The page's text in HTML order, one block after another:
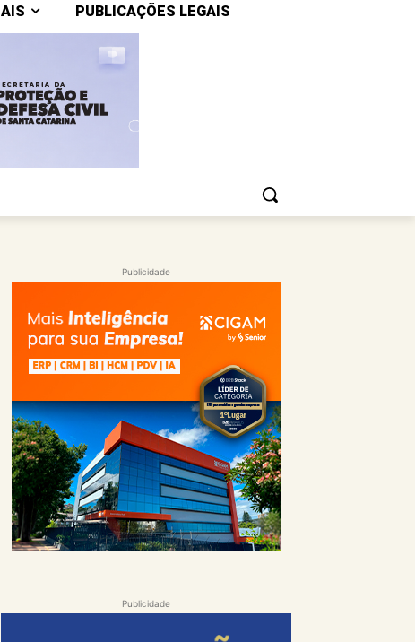
PUBLICAÇÕES LEGAIS
Publicidade
Publicidade